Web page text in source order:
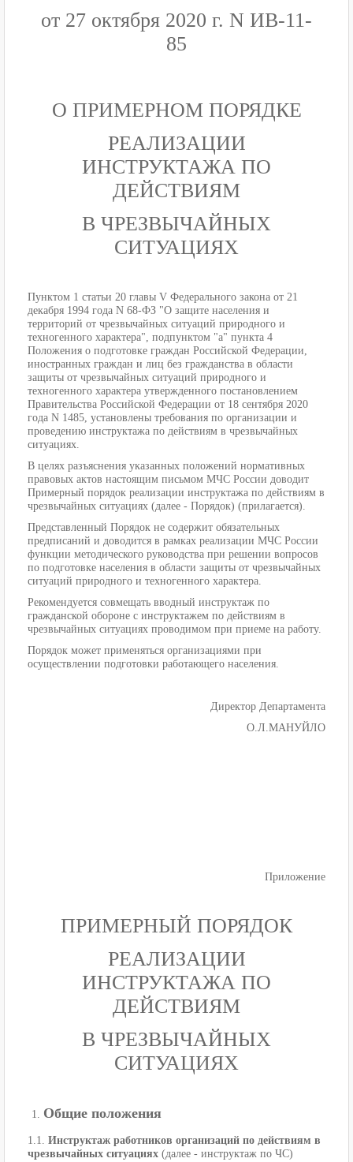
от 27 октября 2020 г. N ИВ-11-
85
О ПРИМЕРНОМ ПОРЯДКЕ
РЕАЛИЗАЦИИ
ИНСТРУКТАЖА ПО
ДЕЙСТВИЯМ
В ЧРЕЗВЫЧАЙНЫХ
СИТУАЦИЯХ
Пунктом 1 статьи 20 главы V Федерального закона от 21
декабря 1994 года N 68-ФЗ "О защите населения и
территорий от чрезвычайных ситуаций природного и
техногенного характера", подпунктом "а" пункта 4
Положения о подготовке граждан Российской Федерации,
иностранных граждан и лиц без гражданства в области
защиты от чрезвычайных ситуаций природного и
техногенного характера утвержденного постановлением
Правительства Российской Федерации от 18 сентября 2020
года N 1485, установлены требования по организации и
проведению инструктажа по действиям в чрезвычайных
ситуациях.
В целях разъяснения указанных положений нормативных
правовых актов настоящим письмом МЧС России доводит
Примерный порядок реализации инструктажа по действиям в
чрезвычайных ситуациях (далее - Порядок) (прилагается).
Представленный Порядок не содержит обязательных
предписаний и доводится в рамках реализации МЧС России
функции методического руководства при решении вопросов
по подготовке населения в области защиты от чрезвычайных
ситуаций природного и техногенного характера.
Рекомендуется совмещать вводный инструктаж по
гражданской обороне с инструктажем по действиям в
чрезвычайных ситуациях проводимом при приеме на работу.
Порядок может применяться организациями при
осуществлении подготовки работающего населения.
Директор Департамента
О.Л.МАНУЙЛО
Приложение
ПРИМЕРНЫЙ ПОРЯДОК
РЕАЛИЗАЦИИ
ИНСТРУКТАЖА ПО
ДЕЙСТВИЯМ
В ЧРЕЗВЫЧАЙНЫХ
СИТУАЦИЯХ
Общие положения
1.1. Инструктаж работников организаций по действиям в
чрезвычайных ситуациях (далее - инструктаж по ЧС)